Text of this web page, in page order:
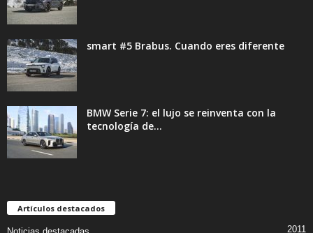
smart #5 Brabus. Cuando eres diferente
BMW Serie 7: el lujo se reinventa con la
tecnología de...
Artículos destacados
2011